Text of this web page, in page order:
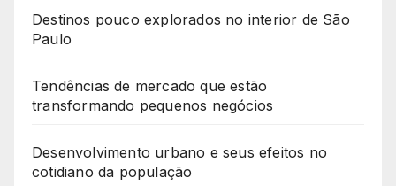
Destinos pouco explorados no interior de São
Paulo
Tendências de mercado que estão
transformando pequenos negócios
Desenvolvimento urbano e seus efeitos no
cotidiano da população